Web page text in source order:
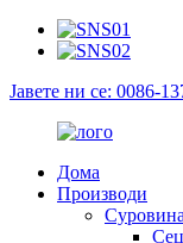
Јавете ни се: 0086-
Дома
Производи